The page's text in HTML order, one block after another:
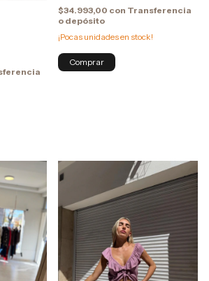
$34.993,00 con Transferencia
o depósito
¡Pocas unidades en stock!